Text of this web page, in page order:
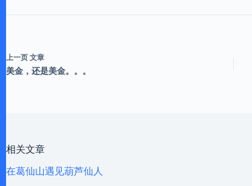
上一页 文章
美金，还是美金。。。
相关文章
在葛仙山遇见葫芦仙人